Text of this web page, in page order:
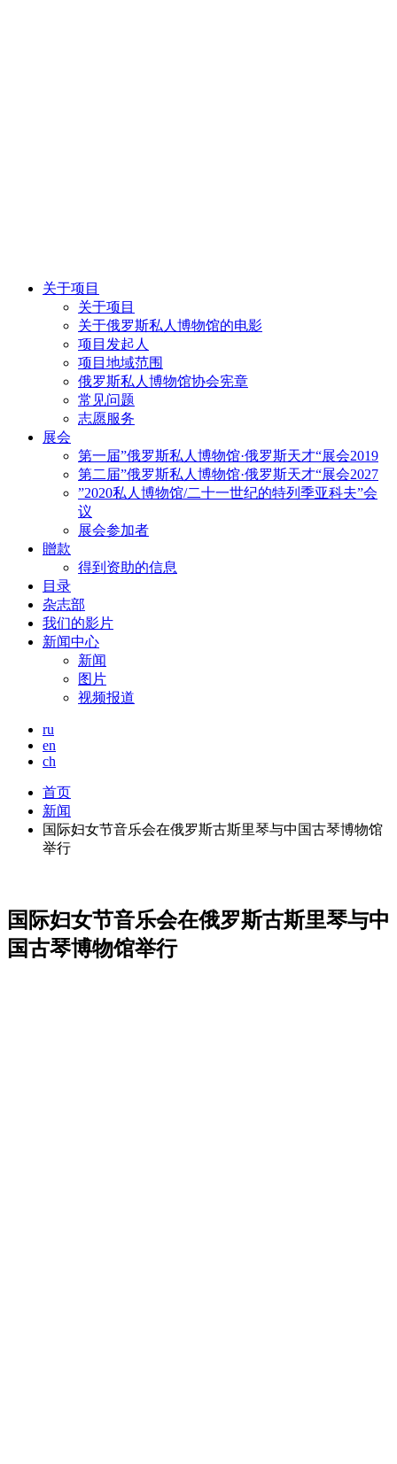
关于项目
关于项目
关于俄罗斯私人博物馆的电影
项目发起人
项目地域范围
俄罗斯私人博物馆协会宪章
常见问题
志愿服务
展会
第一届”俄罗斯私人博物馆·俄罗斯天才“展会2019
第二届”俄罗斯私人博物馆·俄罗斯天才“展会2027
”2020私人博物馆/二十一世纪的特列季亚科夫”会
议
展会参加者
贈款
得到资助的信息
目录
杂志部
我们的影片
新闻中心
新闻
图片
视频报道
ru
en
ch
首页
新闻
国际妇女节音乐会在俄罗斯古斯里琴与中国古琴博物馆
举行
国际妇女节音乐会在俄罗斯古斯里琴与中
国古琴博物馆举行